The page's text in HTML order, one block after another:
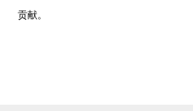
贡献。